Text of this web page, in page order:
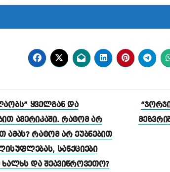
ყველგან და
ამერიკაში. რატომ არ
ამას? რატომ არ ეუბნებით
სანქციები
ხალხს და შეავიწროვეთო?